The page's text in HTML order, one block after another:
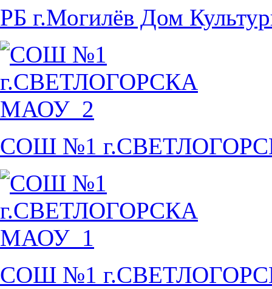
РБ г.Могилёв Дом
СОШ №1
СОШ №1